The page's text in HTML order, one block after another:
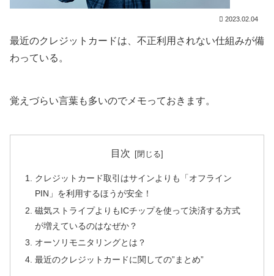
2023.02.04
最近のクレジットカードは、不正利用されない仕組みが備
わっている。
覚えづらい言葉も多いのでメモっておきます。
目次
クレジットカード取引はサインよりも「オフライン
PIN」を利用するほうが安全！
磁気ストライプよりもICチップを使って決済する方式
が増えているのはなぜか？
オーソリモニタリングとは？
最近のクレジットカードに関しての”まとめ”